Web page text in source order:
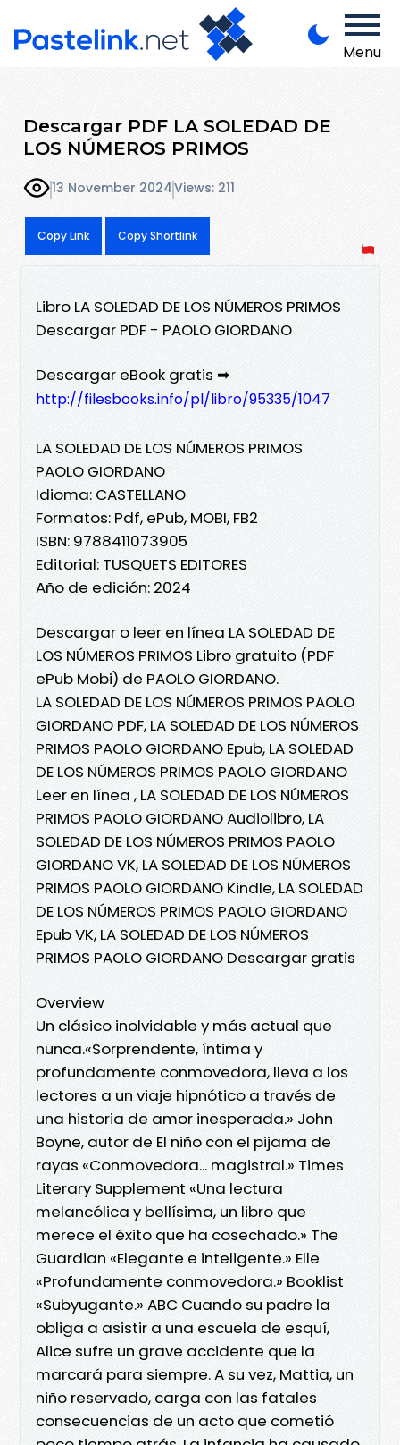
Menu
Descargar PDF LA SOLEDAD DE
LOS NÚMEROS PRIMOS
13 November 2024Views: 211
Copy Link Copy Shortlink
Libro LA SOLEDAD DE LOS NÚMEROS PRIMOS
Descargar PDF - PAOLO GIORDANO
Descargar eBook gratis ➡
http://filesbooks.info/pl/libro/95335/1047
LA SOLEDAD DE LOS NÚMEROS PRIMOS
PAOLO GIORDANO
Idioma: CASTELLANO
Formatos: Pdf, ePub, MOBI, FB2
ISBN: 9788411073905
Editorial: TUSQUETS EDITORES
Año de edición: 2024
Descargar o leer en línea LA SOLEDAD DE
LOS NÚMEROS PRIMOS Libro gratuito (PDF
ePub Mobi) de PAOLO GIORDANO.
LA SOLEDAD DE LOS NÚMEROS PRIMOS PAOLO
GIORDANO PDF, LA SOLEDAD DE LOS NÚMEROS
PRIMOS PAOLO GIORDANO Epub, LA SOLEDAD
DE LOS NÚMEROS PRIMOS PAOLO GIORDANO
Leer en línea , LA SOLEDAD DE LOS NÚMEROS
PRIMOS PAOLO GIORDANO Audiolibro, LA
SOLEDAD DE LOS NÚMEROS PRIMOS PAOLO
GIORDANO VK, LA SOLEDAD DE LOS NÚMEROS
PRIMOS PAOLO GIORDANO Kindle, LA SOLEDAD
DE LOS NÚMEROS PRIMOS PAOLO GIORDANO
Epub VK, LA SOLEDAD DE LOS NÚMEROS
PRIMOS PAOLO GIORDANO Descargar gratis
Overview
Un clásico inolvidable y más actual que
nunca.«Sorprendente, íntima y
profundamente conmovedora, lleva a los
lectores a un viaje hipnótico a través de
una historia de amor inesperada.» John
Boyne, autor de El niño con el pijama de
rayas «Conmovedora... magistral.» Times
Literary Supplement «Una lectura
melancólica y bellísima, un libro que
merece el éxito que ha cosechado.» The
Guardian «Elegante e inteligente.» Elle
«Profundamente conmovedora.» Booklist
«Subyugante.» ABC Cuando su padre la
obliga a asistir a una escuela de esquí,
Alice sufre un grave accidente que la
marcará para siempre. A su vez, Mattia, un
niño reservado, carga con las fatales
consecuencias de un acto que cometió